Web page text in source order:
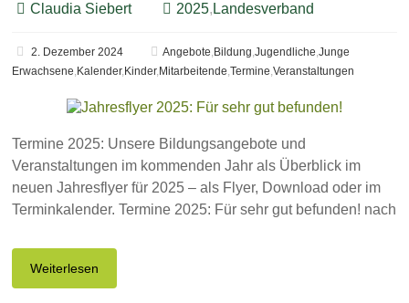
Claudia Siebert 2025, Landesverband
2. Dezember 2024 Angebote, Bildung,Jugendliche,Junge
Erwachsene, Kalender, Kinder, Mitarbeitende,Termine,Veranstaltungen
Termine 2025: Unsere Bildungsangebote und
Veranstaltungen im kommenden Jahr als Überblick im
neuen Jahresflyer für 2025 – als Flyer, Download oder im
Terminkalender. Termine 2025: Für sehr gut befunden! nach
Weiterlesen